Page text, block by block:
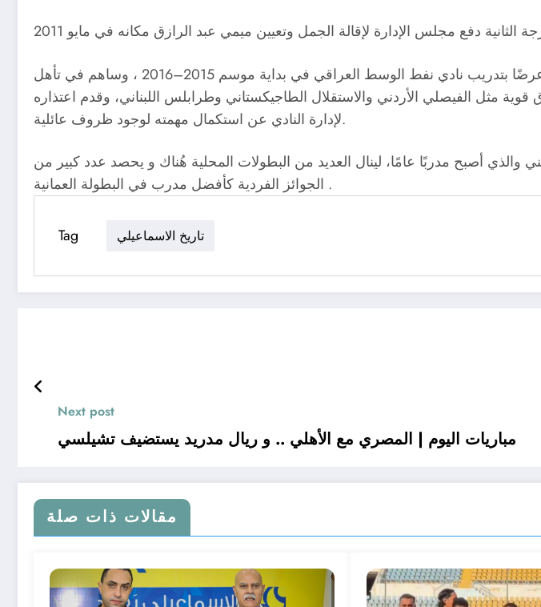
اتجه بعدها الجمل للعمل في نادي تليفونات بني سويف، قبل موافقته على قبول عرضًا بتدريب نادي نفط الوسط العراقي في بداية موسم 2015–2016 ، وساهم في تأهل
مثل الفيصلي الأردني والاستقلال الطاجيكستاني وطرابلس اللبناني، وقدم اعتذاره
لإدارة النادي عن استكمال مهمته لوجود ظروف عائلية.
والذي أصبح مدربًا عامًا، لينال العديد من البطولات المحلية هُناك و يحصد عدد كبير من
الجوائز الفردية كأفضل مدرب في البطولة العمانية .
Tag تاريخ الاسماعيلي
Next post
مباريات اليوم | المصري مع الأهلي .. و ريال مدريد يستضيف تشيلسي
مقالات ذات صلة